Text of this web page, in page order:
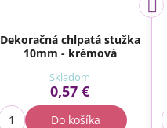
Dekoračná chlpatá stužka
10mm - krémová
Skladom
0,57 €
Do košíka